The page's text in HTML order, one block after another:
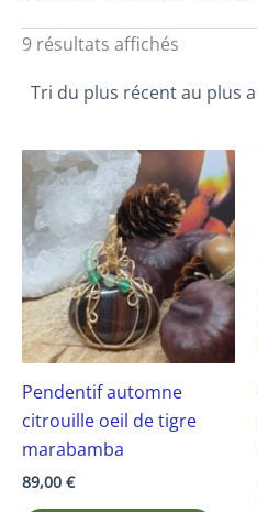
9 résultats affichés
Pendentif automne
citrouille oeil de tigre
marabamba
89,00 €